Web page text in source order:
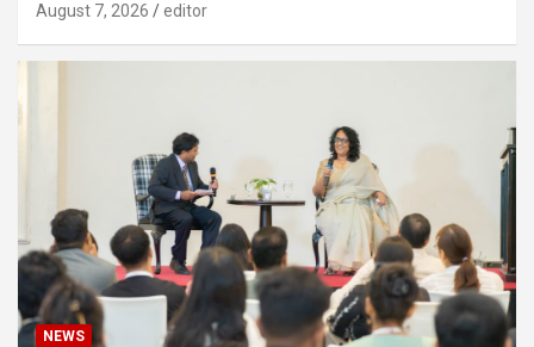
August 7, 2026 editor
NEWS